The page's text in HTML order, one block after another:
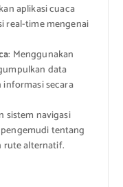
aplikasi cuaca
real-time mengenai
: Menggunakan
data
secara
sistem navigasi
tentang
rute alternatif.